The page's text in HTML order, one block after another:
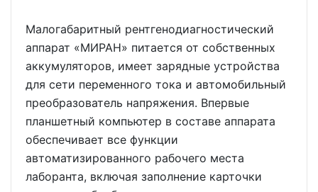
Малогабаритный рентгенодиагностический
аппарат «МИРАН» питается от собственных
аккумуляторов, имеет зарядные устройства
для сети переменного тока и автомобильный
преобразователь напряжения. Впервые
планшетный компьютер в составе аппарата
обеспечивает все функции
автоматизированного рабочего места
лаборанта, включая заполнение карточки